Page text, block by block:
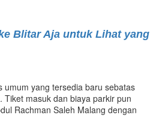
Blitar Aja untuk Lihat yang
umum yang tersedia baru sebatas
masuk dan biaya parkir pun
Rachman Saleh Malang dengan